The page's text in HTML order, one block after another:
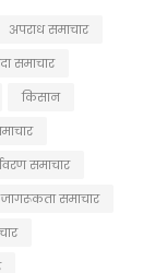
अपराध समाचार
समाचार
किसान
समाचार
जागरूकता समाचार